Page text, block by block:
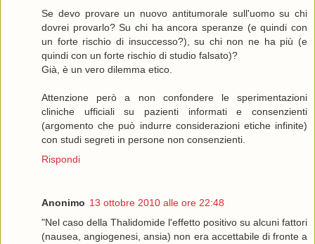
Se devo provare un nuovo antitumorale sull'uomo su chi
dovrei provarlo? Su chi ha ancora speranze (e quindi con
un forte rischio di insuccesso?), su chi non ne ha più (e
quindi con un forte rischio di studio falsato)?
Già, è un vero dilemma etico.
Attenzione però a non confondere le sperimentazioni
cliniche ufficiali su pazienti informati e consenzienti
(argomento che può indurre considerazioni etiche infinite)
con studi segreti in persone non consenzienti.
Rispondi
Anonimo 13 ottobre 2010 alle ore 22:48
"Nel caso della Thalidomide l'effetto positivo su alcuni fattori
(nausea, angiogenesi, ansia) non era accettabile di fronte a